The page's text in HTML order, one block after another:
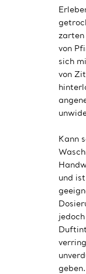
von
sich
von
Kann
und
geben.